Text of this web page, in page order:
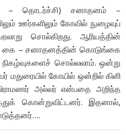
– தொடர்ச்சி) சனாதனம் –
ஊர்களிலும் கோவில் நுழைவுப்
சொல்கிறது. ஆரியத்தின்
கை – சனாதனத்தின் கொடுங்கை
நிகழ்வுகளைச் சொல்லலாம். ஒன்று
மதுரையில் கோயில் ஒன்றில் கிளி
அல்லர் என்பதை அறிந்த
கொன்றுவிட்டனர். இதனால்,